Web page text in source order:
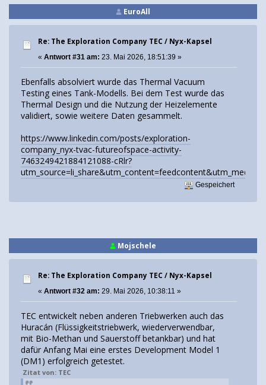
EuroAll
Re: The Exploration Company TEC / Nyx-Kapsel
« Antwort #31 am: 23. Mai 2026, 18:51:39 »
Ebenfalls absolviert wurde das Thermal Vacuum
Testing eines Tank-Modells. Bei dem Test wurde das
Thermal Design und die Nutzung der Heizelemente
validiert, sowie weitere Daten gesammelt.
https://www.linkedin.com/posts/exploration-
company_nyx-tvac-futureofspace-activity-
7463249421884121088-cRlr?
Gespeichert
Mojschele
Re: The Exploration Company TEC / Nyx-Kapsel
« Antwort #32 am: 29. Mai 2026, 10:38:11 »
TEC entwickelt neben anderen Triebwerken auch das
Huracán (Flüssigkeitstriebwerk, wiederverwendbar,
mit Bio-Methan und Sauerstoff betankbar) und hat
dafür Anfang Mai eine erstes Development Model 1
(DM1) erfolgreich getestet.
Zitat von: TEC